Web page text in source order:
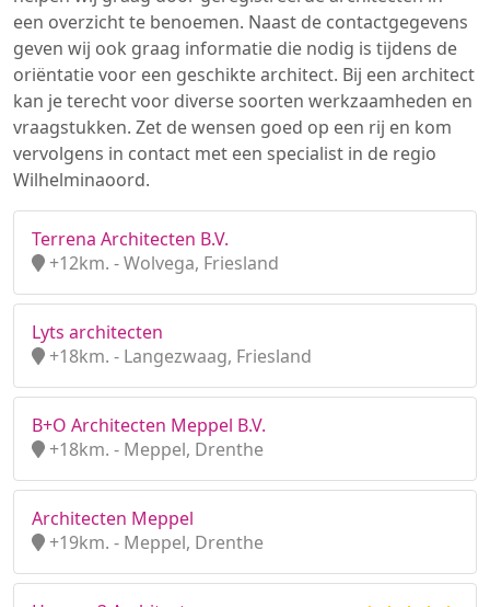
een overzicht te benoemen. Naast de contactgegevens
geven wij ook graag informatie die nodig is tijdens de
oriëntatie voor een geschikte architect. Bij een architect
kan je terecht voor diverse soorten werkzaamheden en
vraagstukken. Zet de wensen goed op een rij en kom
vervolgens in contact met een specialist in de regio
Wilhelminaoord.
Terrena Architecten B.V.
+12km. - Wolvega, Friesland
Lyts architecten
+18km. - Langezwaag, Friesland
B+O Architecten Meppel B.V.
+18km. - Meppel, Drenthe
Architecten Meppel
+19km. - Meppel, Drenthe